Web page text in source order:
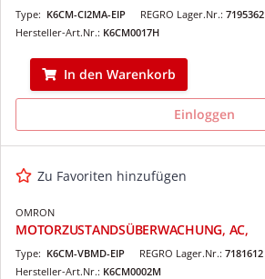
REGRO Lager.Nr.: 7195362
Type: K6CM-CI2MA-EIP
Hersteller-Art.Nr.: K6CM0017H
In den Warenkorb
Einloggen
Zu Favoriten hinzufügen
OMRON
MOTORZUSTANDSÜBERWACHUNG, AC,
REGRO Lager.Nr.: 7181612
Type: K6CM-VBMD-EIP
Hersteller-Art.Nr.: K6CM0002M